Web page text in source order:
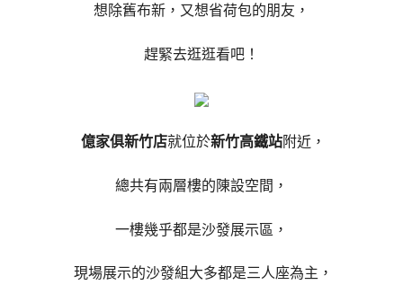
想除舊布新，又想省荷包的朋友，
趕緊去逛逛看吧！
億家俱新竹店就位於新竹高鐵站附近，
總共有兩層樓的陳設空間，
一樓幾乎都是沙發展示區，
現場展示的沙發組大多都是三人座為主，